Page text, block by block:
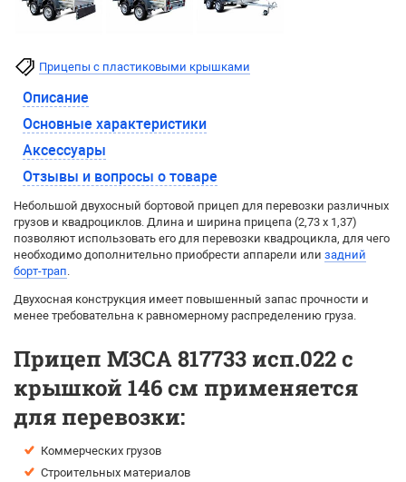
Прицепы с пластиковыми крышками
Описание
Основные характеристики
Аксессуары
Отзывы и вопросы о товаре
Небольшой двухосный бортовой прицеп для перевозки различных
грузов и квадроциклов. Длина и ширина прицепа (2,73 х 1,37)
позволяют использовать его для перевозки квадроцикла, для чего
необходимо дополнительно приобрести аппарели или задний
борт-трап.
Двухосная конструкция имеет повышенный запас прочности и
менее требовательна к равномерному распределению груза.
Прицеп МЗСА 817733 исп.022 с
крышкой 146 см применяется
для перевозки:
Коммерческих грузов
Строительных материалов